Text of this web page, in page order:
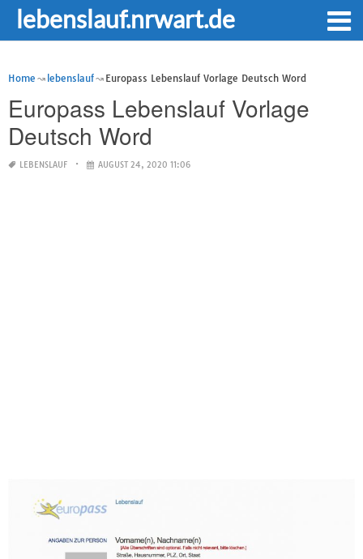
lebenslauf.nrwart.de
Home lebenslauf Europass Lebenslauf Vorlage Deutsch Word
Europass Lebenslauf Vorlage
Deutsch Word
LEBENSLAUF AUGUST 24, 2020 11:06